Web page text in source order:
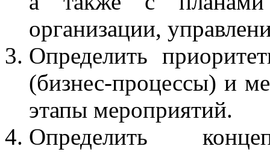
организации,
Определить
(бизнес-процессы) и
этапы мероприятий.
Определить